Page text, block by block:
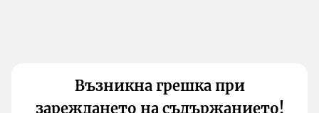
Възникна грешка при
зареждането на съдържанието!